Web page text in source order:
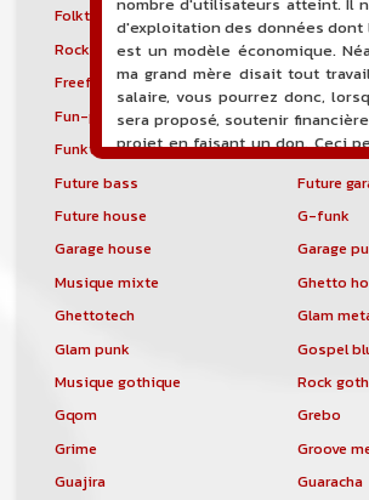
Folktronica
Forest
Rock progressif français
Freakbeat
Freeform hardcore
Freestyle
Fun-punk
Funkstep
Funktronica
Funky
Future bass
Future
Future house
G-funk
Garage house
Garage
Musique mixte
Ghetto
Ghettotech
Glam
Glam punk
Gospel
Musique gothique
Rock
Gqom
Grebo
Grime
Groove
Guajira
Guaracha
d'exploitation des données dont
est un modèle économique.
ma grand mère disait tout
salaire, vous pourrez donc,
sera proposé, soutenir
projet en faisant un don. Ceci
de financer l'hébergement, le
domaine, les heures de
de développement du site, et
de soit que l'ensemble
comptabilité sera totalement
Un nouveau service de petites
site. Ce service permet,
êtes musiciens ou un
musicen(s) ou un groupe, un